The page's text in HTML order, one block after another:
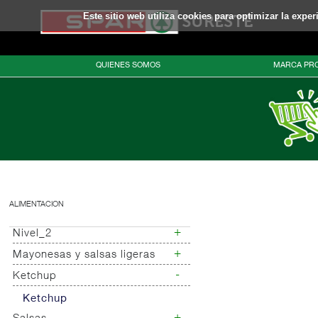
Este sitio web utiliza cookies para optimizar la
QUIENES SOMOS MARCA
ALIMENTACION
Nivel_2 +
Nivel_3
Mayonesas y salsas ligeras +
Mayonesas
Salsas ligeras
Ketchup -
Ketchup